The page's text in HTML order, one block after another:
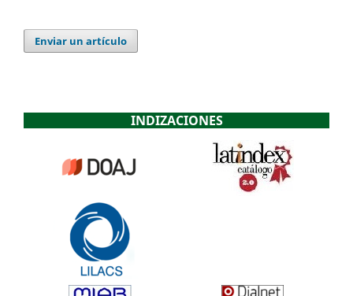
Enviar un artículo
INDIZACIONES